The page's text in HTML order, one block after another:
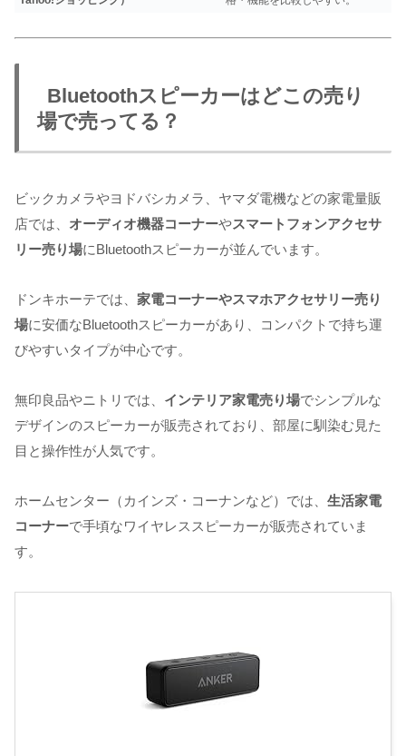
Bluetoothスピーカーはどこの売り
場で売ってる？
ビックカメラやヨドバシカメラ、ヤマダ電機などの家電量販
店では、 オーディオ機器コーナーやスマートフォンアクセサ
リー売り場にBluetoothスピーカーが並んでいます。
ドンキホーテでは、 家電コーナーやスマホアクセサリー売り
場に安価なBluetoothスピーカーがあり、コンパクトで持ち運
びやすいタイプが中心です。
無印良品やニトリでは、 インテリア家電売り場でシンプルな
デザインのスピーカーが販売されており、部屋に馴染む見た
目と操作性が人気です。
ホームセンター（カインズ・コーナンなど）では、 生活家電
コーナーで手頃なワイヤレススピーカーが販売されていま
す。